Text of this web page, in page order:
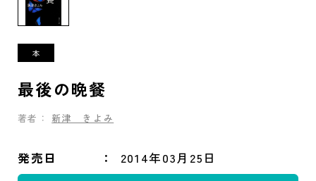
最後の晩餐
著者： 新津 きよみ
発売日 2014年03月25日